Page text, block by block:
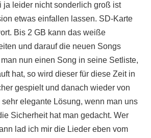
ja leider nicht sonderlich groß ist
etwas einfallen lassen. SD-Karte
Bis 2 GB kann das weiße
und darauf die neuen Songs
nun einen Song in seine Setliste,
hat, so wird dieser für diese Zeit in
gespielt und danach wieder von
elegante Lösung, wenn man uns
Sicherheit hat man gedacht. Wer
lad ich mir die Lieder eben vom